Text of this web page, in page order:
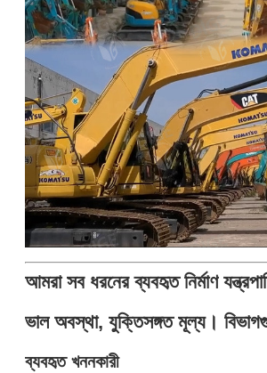
আমরা সব ধরনের ব্যবহৃত নির্মাণ
ভাল অবস্থা, যুক্তিসঙ্গত মূল্য।
ব্যবহৃত খননকারী